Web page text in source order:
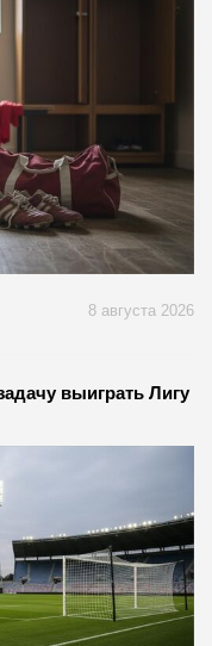
8 августа 2026
выиграть Лигу